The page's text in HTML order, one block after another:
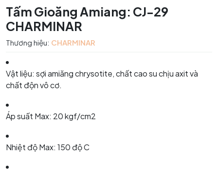
Tấm Gioăng Amiang: CJ-29
CHARMINAR
Thương hiệu: CHARMINAR
Vật liệu: sợi amiăng chrysotite, chất cao su chịu axit và
chất độn vô cơ.
Áp suất Max: 20 kgf/cm2
Nhiệt độ Max: 150 độ C